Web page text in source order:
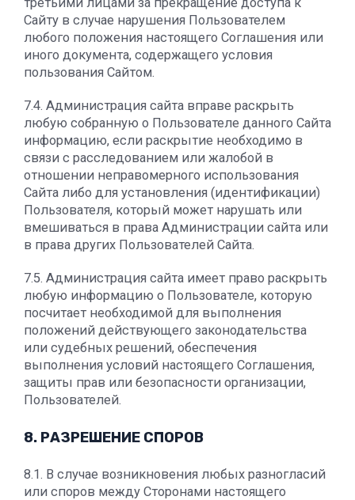
Сайту в случае нарушения Пользователем
любого положения настоящего Соглашения или
иного документа, содержащего условия
пользования Сайтом.
7.4. Администрация сайта вправе раскрыть
любую собранную о Пользователе данного Сайта
информацию, если раскрытие необходимо в
связи с расследованием или жалобой в
отношении неправомерного использования
Сайта либо для установления (идентификации)
Пользователя, который может нарушать или
вмешиваться в права Администрации сайта или
в права других Пользователей Сайта.
7.5. Администрация сайта имеет право раскрыть
любую информацию о Пользователе, которую
посчитает необходимой для выполнения
положений действующего законодательства
или судебных решений, обеспечения
выполнения условий настоящего Соглашения,
защиты прав или безопасности организации,
Пользователей.
8. РАЗРЕШЕНИЕ СПОРОВ
8.1. В случае возникновения любых разногласий
или споров между Сторонами настоящего